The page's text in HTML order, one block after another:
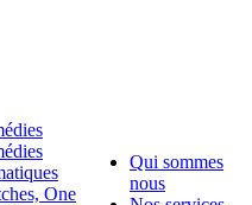
One
Qui sommes
nous